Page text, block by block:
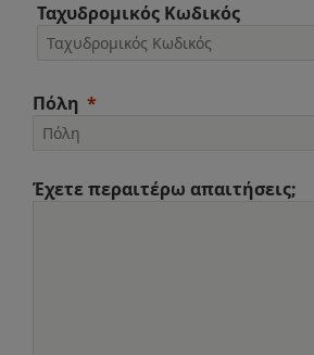
Ταχυδρομικός Κωδικός
Πόλη
Έχετε περαιτέρω απαιτήσεις;